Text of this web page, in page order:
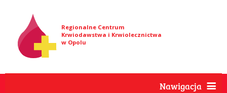
Regionalne Centrum
Krwiodawstwa i Krwiolecznictwa
w Opolu
Nawigacja